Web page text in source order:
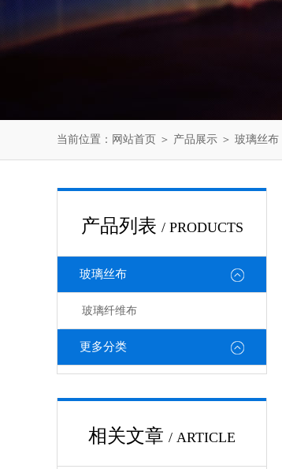
当前位置： 网站首页 ＞ 产品展示 ＞ 玻璃丝布
产品列表 / PRODUCTS
玻璃丝布
玻璃纤维布
更多分类
相关文章 / ARTICLE